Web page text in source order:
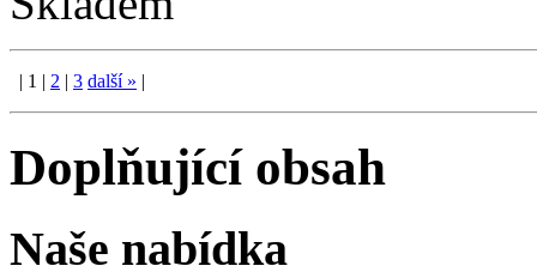
| 1 | 2 | 3 další» |
Doplňující obsah
Naše nabídka